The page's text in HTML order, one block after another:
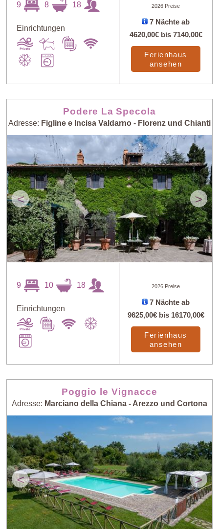
9 8 18
Einrichtungen
2026 Preise
7 Nächte ab
4620,00€bis 7140,00€
Ferienhaus
ansehen
Podere La Specola
Adresse: Figline e Incisa Valdarno - Florenz und Chianti
< >
9 10 18
Einrichtungen
2026 Preise
7 Nächte ab
9625,00€bis 16170,00€
Ferienhaus
ansehen
Poggio le Vignacce
Adresse: Marciano della Chiana - Arezzo und Cortona
< >